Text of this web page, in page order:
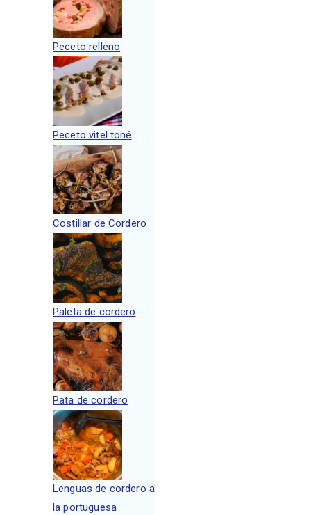
Peceto relleno
Peceto vitel toné
Costillar de Cordero
Paleta de cordero
Pata de cordero
Lenguas de cordero a
la portuguesa